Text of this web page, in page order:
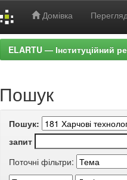
Домівка
ELARTU — Інституційний
Пошук
Пошук:
запит
Поточні фільтри: